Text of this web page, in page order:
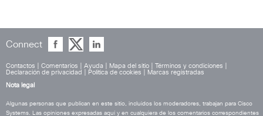
Connect
Contactos Comentarios Ayuda Mapa del sitio Términos y condiciones
Declaración de privacidad
Política de cookies
Marcas registradas
Nota legal
Algunas personas que publican en este sitio, incluidos los moderadores, trabajan para Cisco
Systems. Las opiniones expresadas aquí y en cualquiera de los comentarios correspondientes